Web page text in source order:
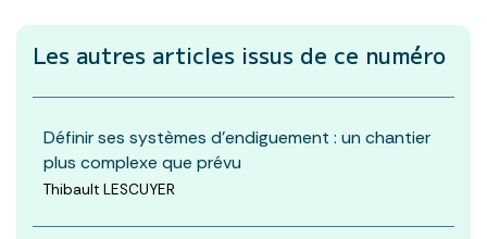
Les autres articles issus de ce numéro
Définir ses systèmes d’endiguement : un chantier
plus complexe que prévu
Thibault LESCUYER